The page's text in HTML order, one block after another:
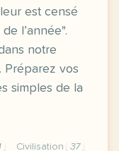
est censé
l’année".
notre
Préparez vos
simples de la
Civilisation 37